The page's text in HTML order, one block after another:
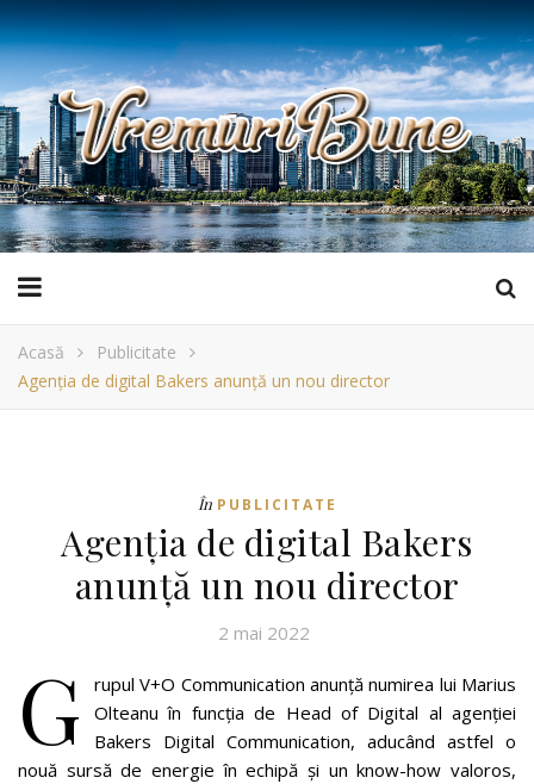
Acasă
Publicitate
Agenţia de digital Bakers anunţă un nou director
În PUBLICITATE
Agenţia de digital Bakers
anunţă un nou director
2 mai 2022
G
rupul V+O Communication anunţă numirea lui Marius
Olteanu în funcţia de Head of Digital al agenţiei
Bakers Digital Communication, aducând astfel o
nouă sursă de energie în echipă şi un know-how valoros,